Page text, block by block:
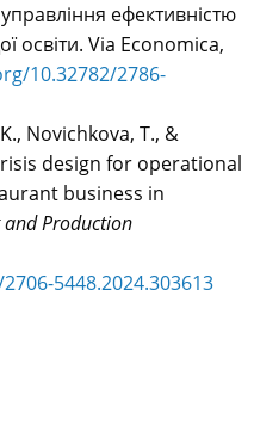
ефективністю
освіти. Via Economica,
10.32782/2786-
Novichkova, T., &
design for operational
business in
and Production
5448.2024.303613